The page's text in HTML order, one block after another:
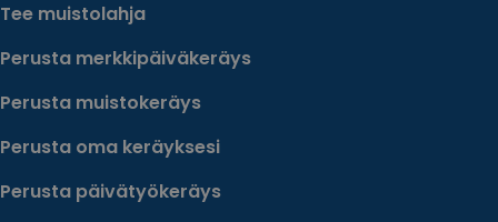
Tee muistolahja
Perusta merkkipäiväkeräys
Perusta muistokeräys
Perusta oma keräyksesi
Perusta päivätyökeräys